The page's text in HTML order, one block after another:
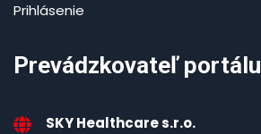
Prihlásenie
Prevádzkovateľ portálu
SKY Healthcare s.r.o.